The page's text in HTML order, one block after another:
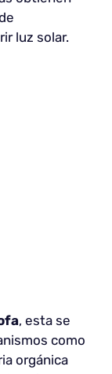
luz solar.
, esta se
como
orgánica